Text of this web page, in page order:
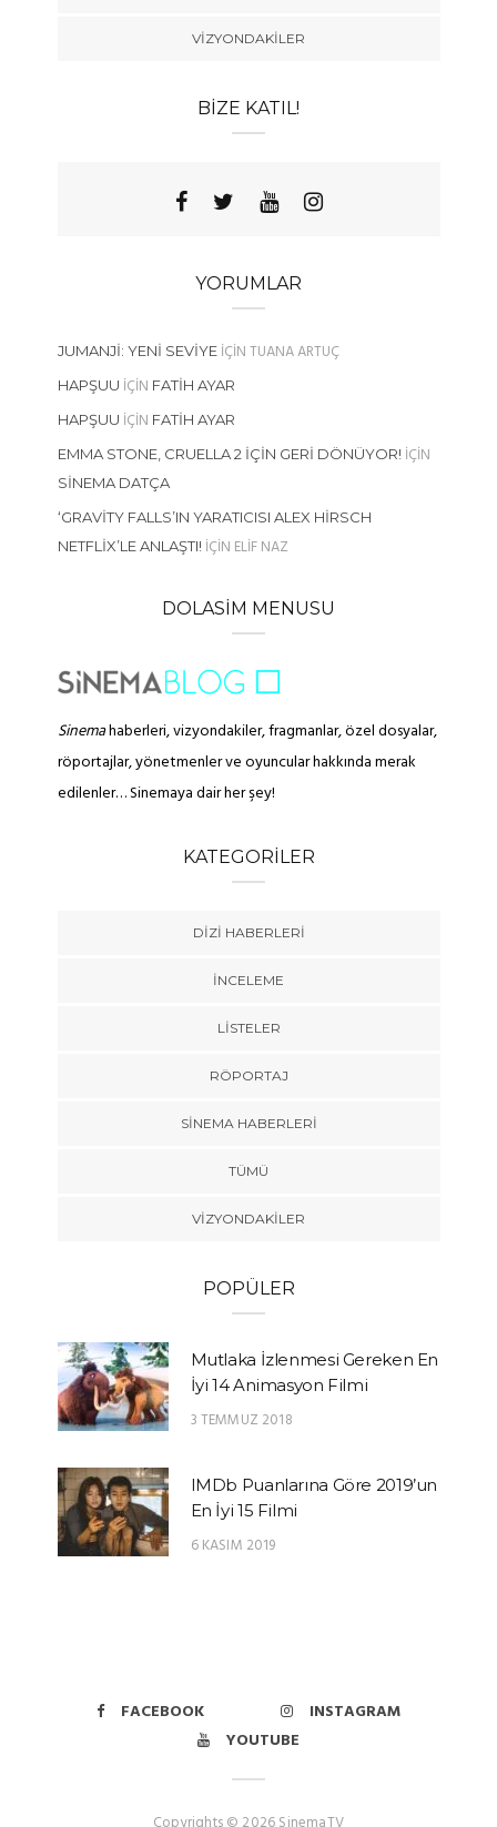
VIZYONDAKILER
BIZE KATIL!
YORUMLAR
JUMANJI: YENI SEVIYEIÇINTUANA ARTUÇ
HAPŞUU IÇIN FATIH AYAR
HAPŞUU IÇIN FATIH AYAR
EMMA STONE, CRUELLA 2 İÇIN GERI DÖNÜYOR!IÇIN
SINEMA DATÇA
‘GRAVITY FALLS’IN YARATICISI ALEX HIRSCH
NETFLIX’LE ANLAŞTI!IÇIN ELIF NAZ
DOLASIM MENUSU
Sinemahaberleri, vizyondakiler, fragmanlar, özel dosyalar,
röportajlar, yönetmenler ve oyuncular hakkında merak
edilenler… Sinemaya dair her şey!
KATEGORILER
DIZI HABERLERI
İNCELEME
LISTELER
RÖPORTAJ
SINEMA HABERLERI
TÜMÜ
VIZYONDAKILER
POPÜLER
Mutlaka İzlenmesi Gereken En
İyi 14 Animasyon Filmi
3 TEMMUZ 2018
IMDb Puanlarına Göre 2019’un
En İyi 15 Filmi
6 KASIM 2019
FACEBOOK
INSTAGRAM
YOUTUBE